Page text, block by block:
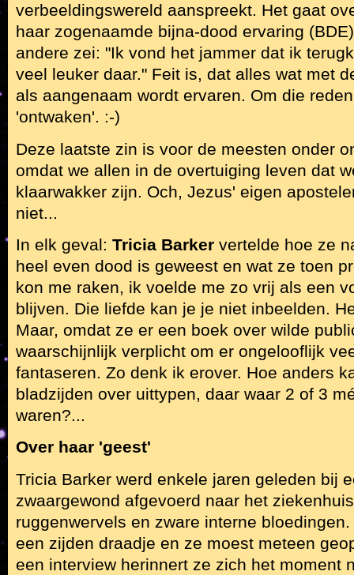
verbeeldingswereld aanspreekt. Het gaat
haar zogenaamde bijna-dood ervaring
andere zei: "Ik vond het jammer dat ik
veel leuker daar." Feit is, dat alles wat met
als aangenaam wordt ervaren. Om die
'ontwaken'. :-)
Deze laatste zin is voor de meesten onder
omdat we allen in de overtuiging leven dat
klaarwakker zijn. Och, Jezus' eigen
niet...
In elk geval: Tricia Barker vertelde hoe ze
heel even dood is geweest en wat ze toen
kon me raken, ik voelde me zo vrij als een
blijven. Die liefde kan je je niet inbeelden.
Maar, omdat ze er een boek over wilde
waarschijnlijk verplicht om er ongelooflijk
fantaseren. Zo denk ik erover. Hoe anders
bladzijden over uittypen, daar waar 2 of 3
waren?...
Over haar 'geest'
Tricia Barker werd enkele jaren geleden bij
zwaargewond afgevoerd naar het
ruggenwervels en zware interne
een zijden draadje en ze moest meteen
een interview herinnert ze zich het moment